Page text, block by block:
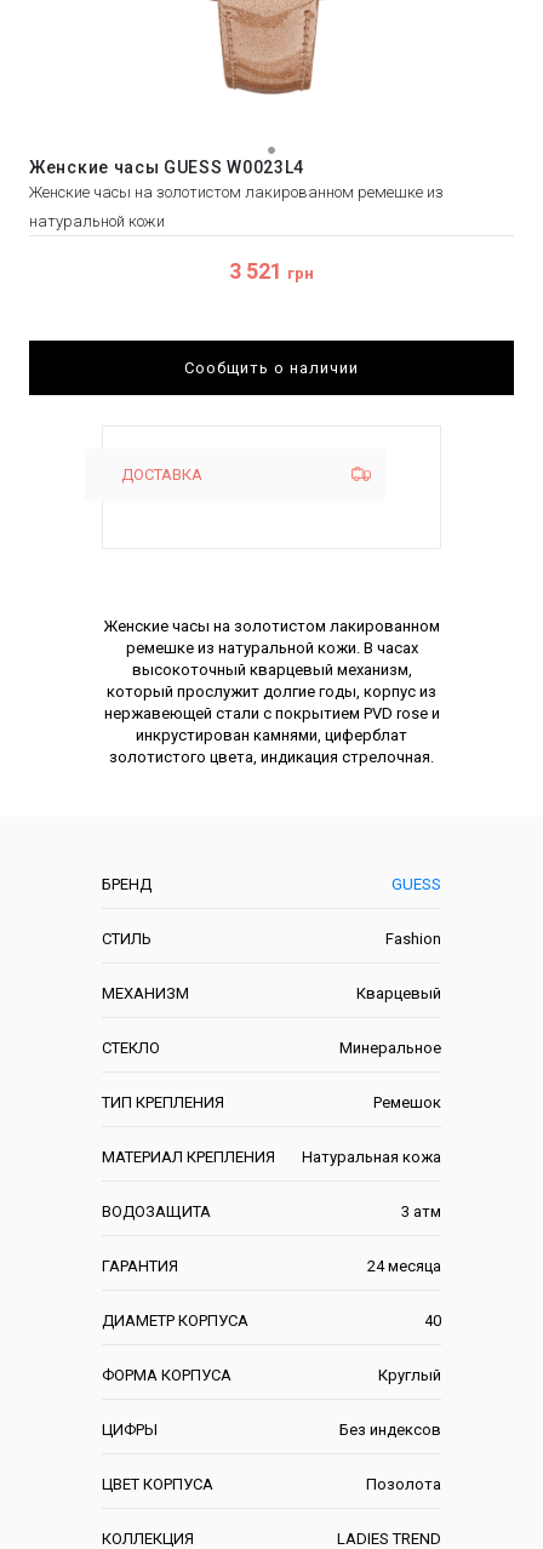
Женские часы GUESS W0023L4
Женские часы на золотистом лакированном ремешке из
натуральной кожи
3 521 грн
Сообщить о наличии
ДОСТАВКА
БРЕНД GUESS
СТИЛЬ Fashion
МЕХАНИЗМ Кварцевый
СТЕКЛО Минеральное
ТИП КРЕПЛЕНИЯ Ремешок
МАТЕРИАЛ КРЕПЛЕНИЯ Натуральная кожа
ВОДОЗАЩИТА 3 атм
ГАРАНТИЯ 24 месяца
ДИАМЕТР КОРПУСА 40
ФОРМА КОРПУСА Круглый
ЦИФРЫ Без индексов
ЦВЕТ КОРПУСА Позолота
КОЛЛЕКЦИЯ LADIES TREND
Описание
Женские часы на золотистом лакированном
ремешке из натуральной кожи. В часах
высокоточный кварцевый механизм,
который прослужит долгие годы, корпус из
нержавеющей стали с покрытием PVD rose и
инкрустирован камнями, циферблат
золотистого цвета, индикация стрелочная.